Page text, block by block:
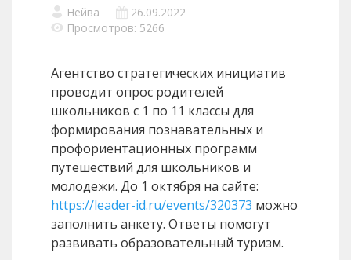
Нейва
26.09.2022
Просмотров: 5266
Агентство стратегических инициатив
проводит опрос родителей
школьников с 1 по 11 классы для
формирования познавательных и
профориентационных программ
путешествий для школьников и
молодежи. До 1 октября на сайте:
https://leader-id.ru/events/320373 можно
заполнить анкету. Ответы помогут
развивать образовательный туризм.